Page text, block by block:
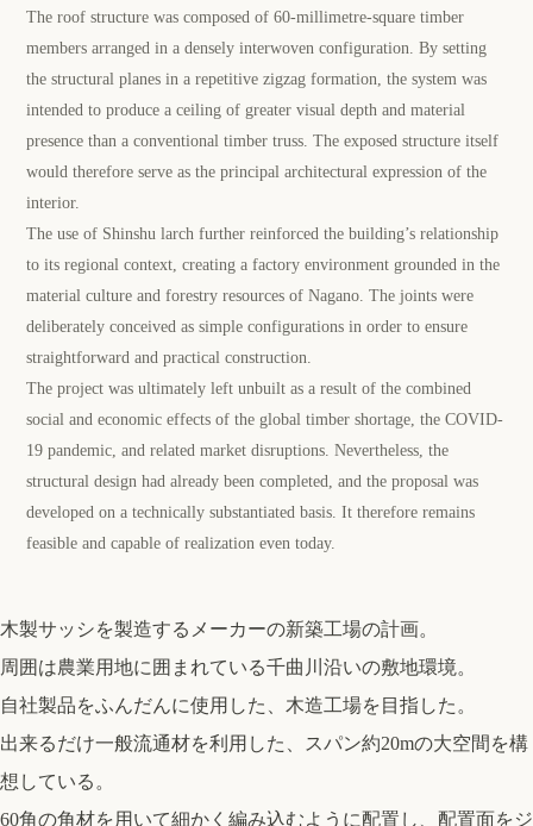
The roof structure was composed of 60-millimetre-square timber
members arranged in a densely interwoven configuration. By setting
the structural planes in a repetitive zigzag formation, the system was
intended to produce a ceiling of greater visual depth and material
presence than a conventional timber truss. The exposed structure itself
would therefore serve as the principal architectural expression of the
interior.
The use of Shinshu larch further reinforced the building’s relationship
to its regional context, creating a factory environment grounded in the
material culture and forestry resources of Nagano. The joints were
deliberately conceived as simple configurations in order to ensure
straightforward and practical construction.
The project was ultimately left unbuilt as a result of the combined
social and economic effects of the global timber shortage, the COVID-
19 pandemic, and related market disruptions. Nevertheless, the
structural design had already been completed, and the proposal was
developed on a technically substantiated basis. It therefore remains
feasible and capable of realization even today.
木製サッシを製造するメーカーの新築工場の計画。
周囲は農業用地に囲まれている千曲川沿いの敷地環境。
自社製品をふんだんに使用した、木造工場を目指した。
出来るだけ一般流通材を利用した、スパン約20mの大空間を構
想している。
60角の角材を用いて細かく編み込むように配置し、配置面をジ